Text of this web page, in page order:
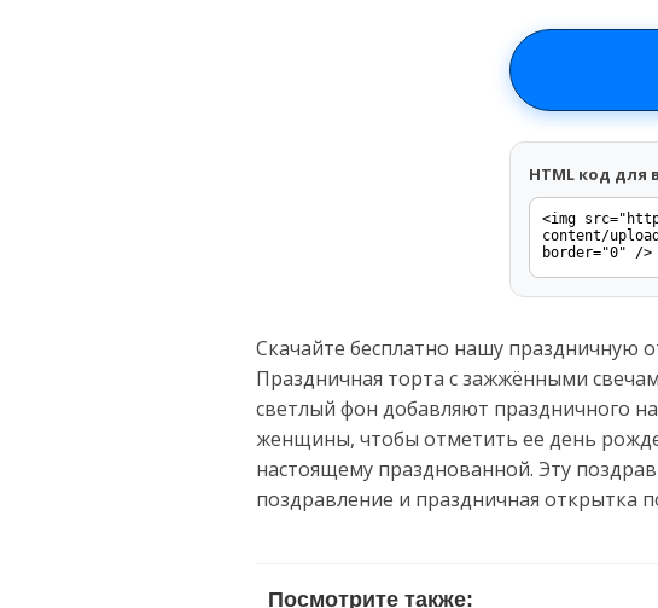
HTML код для
Скачайте бесплатно нашу праздничную
Праздничная торта с зажжёнными
светлый фон добавляют праздничного
женщины, чтобы отметить ее день
настоящему празднованной. Эту
поздравление и праздничная открытка
Посмотрите также: